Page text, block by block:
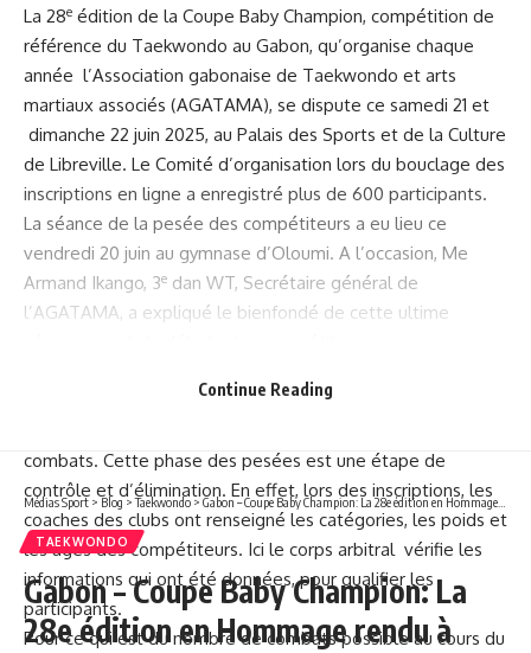
La 28e édition de la Coupe Baby Champion, compétition de
référence du Taekwondo au Gabon, qu’organise chaque
année l’Association gabonaise de Taekwondo et arts
martiaux associés (AGATAMA), se dispute ce samedi 21 et
dimanche 22 juin 2025, au Palais des Sports et de la Culture
de Libreville. Le Comité d’organisation lors du bouclage des
inscriptions en ligne a enregistré plus de 600 participants.
La séance de la pesée des compétiteurs a eu lieu ce
vendredi 20 juin au gymnase d’Oloumi. A l’occasion, Me
Armand Ikango, 3e dan WT, Secrétaire général de
l’AGATAMA, a expliqué le bienfondé de cette ultime
l’effectivité des compétitions, lesquelles vont avoir lieu au
combats. Cette phase des pesées est une étape de
contrôle et d’élimination. En effet, lors des inscriptions, les
coaches des clubs ont renseigné les catégories, les poids et
les âges des compétiteurs. Ici le corps arbitral vérifie les
informations qui ont été données, pour qualifier les
participants.
Pour ce qui est du nombre de combats possible au cours du
Continue Reading
Médias Sport > Blog >Taekwondo > Gabon – Coupe Baby Champion: La 28e édition en Hommage rendu à Bouddha Cardot les 21 et 22 juin au palais des Sports de Libreville!
TAEKWONDO
Gabon – Coupe Baby Champion: La
28e édition en Hommage rendu à